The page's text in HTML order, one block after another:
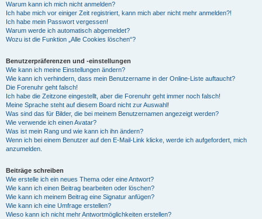
Warum kann ich mich nicht anmelden?
Ich habe mich vor einiger Zeit registriert, kann mich aber nicht mehr anmelden?!
Ich habe mein Passwort vergessen!
Warum werde ich automatisch abgemeldet?
Wozu ist die Funktion „Alle Cookies löschen“?
Benutzerpräferenzen und -einstellungen
Wie kann ich meine Einstellungen ändern?
Wie kann ich verhindern, dass mein Benutzername in der Online-Liste auftaucht?
Die Forenuhr geht falsch!
Ich habe die Zeitzone eingestellt, aber die Forenuhr geht immer noch falsch!
Meine Sprache steht auf diesem Board nicht zur Auswahl!
Was sind das für Bilder, die bei meinem Benutzernamen angezeigt werden?
Wie verwende ich einen Avatar?
Was ist mein Rang und wie kann ich ihn ändern?
Wenn ich bei einem Benutzer auf den E-Mail-Link klicke, werde ich aufgefordert, mich
anzumelden.
Beiträge schreiben
Wie erstelle ich ein neues Thema oder eine Antwort?
Wie kann ich einen Beitrag bearbeiten oder löschen?
Wie kann ich meinem Beitrag eine Signatur anfügen?
Wie kann ich eine Umfrage erstellen?
Wieso kann ich nicht mehr Antwortmöglichkeiten erstellen?